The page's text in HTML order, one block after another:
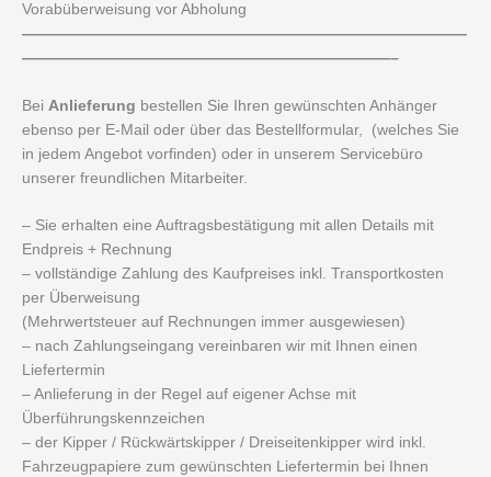
Vorabüberweisung vor Abholung
—————————————————————————————
————————————————————————–
Bei Anlieferung bestellen Sie Ihren gewünschten Anhänger
ebenso per E-Mail oder über das Bestellformular, (welches Sie
in jedem Angebot vorfinden) oder in unserem Servicebüro
unserer freundlichen Mitarbeiter.
– Sie erhalten eine Auftragsbestätigung mit allen Details mit
Endpreis + Rechnung
– vollständige Zahlung des Kaufpreises inkl. Transportkosten
per Überweisung
(Mehrwertsteuer auf Rechnungen immer ausgewiesen)
– nach Zahlungseingang vereinbaren wir mit Ihnen einen
Liefertermin
– Anlieferung in der Regel auf eigener Achse mit
Überführungskennzeichen
– der Kipper / Rückwärtskipper / Dreiseitenkipper wird inkl.
Fahrzeugpapiere zum gewünschten Liefertermin bei Ihnen